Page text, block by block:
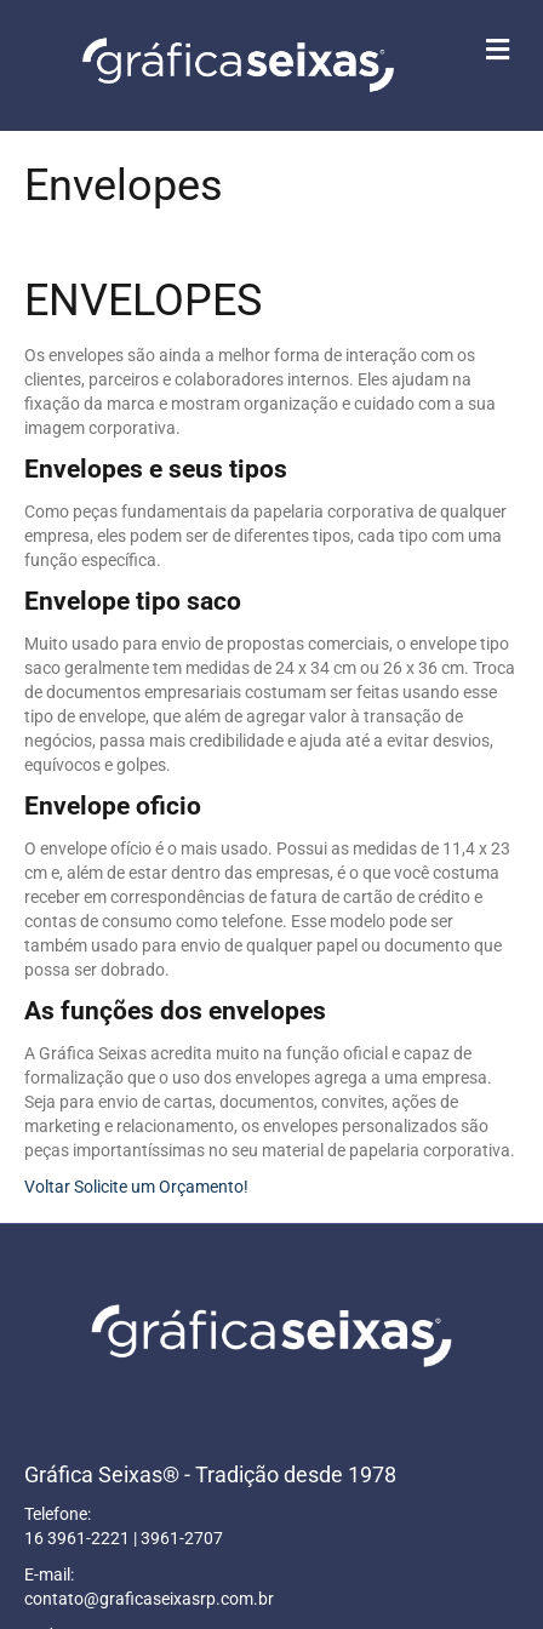
M
E
Envelopes
ENVELOPES
Os envelopes são ainda a melhor forma de interação com os
clientes, parceiros e colaboradores internos. Eles ajudam na
fixação da marca e mostram organização e cuidado com a sua
imagem corporativa.
Envelopes e seus tipos
Como peças fundamentais da papelaria corporativa de qualquer
empresa, eles podem ser de diferentes tipos, cada tipo com uma
função específica.
Envelope tipo saco
Muito usado para envio de propostas comerciais, o envelope tipo
saco geralmente tem medidas de 24 x 34 cm ou 26 x 36 cm. Troca
de documentos empresariais costumam ser feitas usando esse
tipo de envelope, que além de agregar valor à transação de
negócios, passa mais credibilidade e ajuda até a evitar desvios,
equívocos e golpes.
Envelope oficio
O envelope ofício é o mais usado. Possui as medidas de 11,4 x 23
cm e, além de estar dentro das empresas, é o que você costuma
receber em correspondências de fatura de cartão de crédito e
contas de consumo como telefone. Esse modelo pode ser
também usado para envio de qualquer papel ou documento que
possa ser dobrado.
As funções dos envelopes
A Gráfica Seixas acredita muito na função oficial e capaz de
formalização que o uso dos envelopes agrega a uma empresa.
Seja para envio de cartas, documentos, convites, ações de
marketing e relacionamento, os envelopes personalizados são
peças importantíssimas no seu material de papelaria corporativa.
VoltarSolicite um Orçamento!
Gráfica Seixas® - Tradição desde 1978
Telefone:
16 3961-2221 | 3961-2707
E-mail:
contato@graficaseixasrp.com.br